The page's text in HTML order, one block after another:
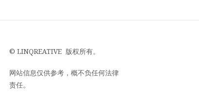
© LINQREATIVE 版权所有。
网站信息仅供参考，概不负任何法律
责任。